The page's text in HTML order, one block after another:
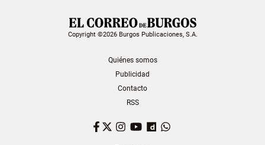
Copyright ©2026 Burgos Publicaciones, S.A.
Quiénes somos
Publicidad
Contacto
RSS
Facebook
TwitterInstagram
YouTubeDailymotion